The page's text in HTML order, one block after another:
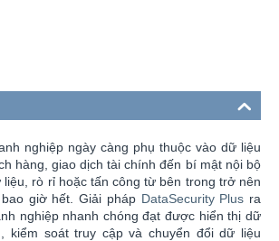
nghiệp ngày càng phụ thuộc vào dữ liệu
hàng, giao dịch tài chính đến bí mật nội bộ
rò rỉ hoặc tấn công từ bên trong trở nên
giờ hết. Giải pháp DataSecurity Plus ra
nghiệp nhanh chóng đạt được hiển thị dữ
kiểm soát truy cập và chuyển đổi dữ liệu